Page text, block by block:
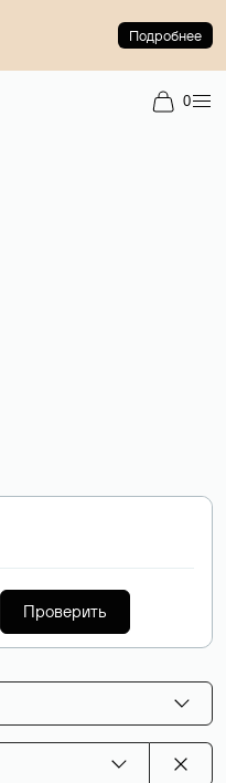
Подробнее
0
Проверить